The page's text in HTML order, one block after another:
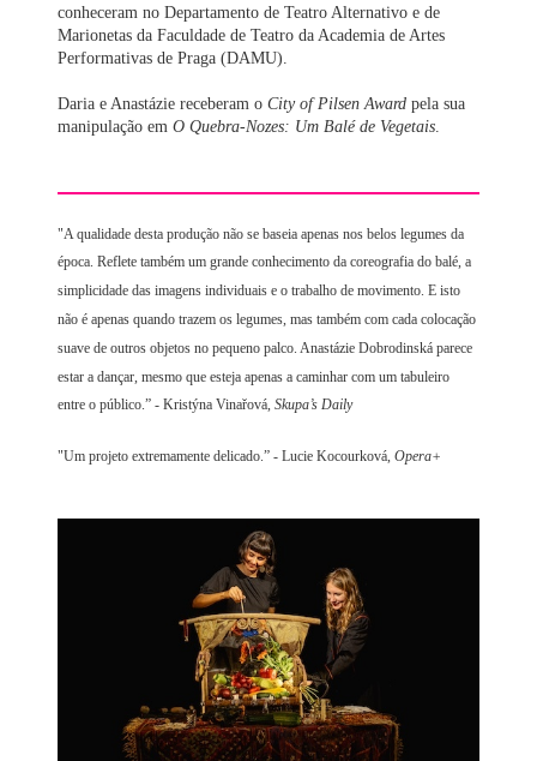
conheceram no Departamento de Teatro Alternativo e de
Marionetas da Faculdade de Teatro da Academia de Artes
Performativas de Praga (DAMU).
Daria e Anastázie receberam oCity of Pilsen Award pela sua
manipulação emO Quebra-Nozes: Um Balé de Vegetais
"A qualidade desta produção não se baseia apenas nos belos legumes da
época. Reflete também um grande conhecimento da coreografia do balé, a
simplicidade das imagens individuais e o trabalho de movimento. E isto
não é apenas quando trazem os legumes, mas também com cada colocação
suave de outros objetos no pequeno palco. Anastázie Dobrodinská parece
estar a dançar, mesmo que esteja apenas a caminhar com um tabuleiro
entre o público.” - Kristýna Vinařová,Skupa’s Daily
"Um projeto extremamente delicado.” - Lucie Kocourková,Opera+